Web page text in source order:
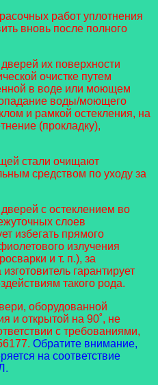
работ уплотнения
вновь после полного
их поверхности
очистке путем
в воде или моющем
воды/моющего
и рамкой остекления, на
(прокладку),
стали очищают
средством по уходу за
с остеклением во
слоев
избегать прямого
излучения
и т. п.), за
гарантирует
такого рода.
оборудованной
и открытой на 90˚, не
с требованиями,
Обратите внимание,
на соответствие